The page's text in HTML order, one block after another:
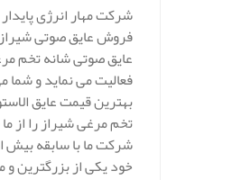
شرکت مهار انرژی
فروش عایق صوتی
عایق صوتی شانه تخم
فعالیت می نماید و شما
بهترین قیمت عایق
تخم مرغی شیراز را از
خود یکی از بزرگترین و